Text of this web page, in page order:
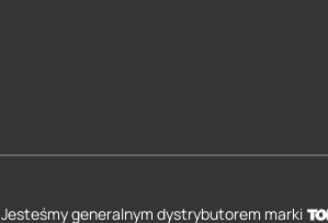
Jesteśmy generalnym dystrybutorem marki